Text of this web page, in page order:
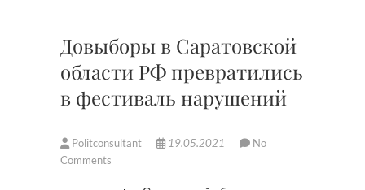
Довыборы в Саратовской
области РФ превратились
в фестиваль нарушений
Politconsultant 19.05.2021
No
Comments